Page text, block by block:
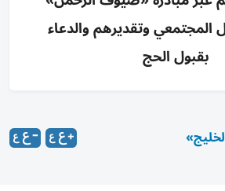
المجتمعي وتقديرهم والدعاء
بقبول الحج